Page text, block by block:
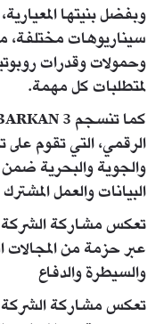
وبفضل بنيتها
سيناريوهات
وحمولات وقدرات
لمتطلبات كل مهمة.
الرقمي، التي تقوم على
والجوية والبحرية
البيانات والعمل
تعكس مشاركة الشركة
عبر حزمة من المجالات
والسيطرة والدفاع
تعكس مشاركة الشركة